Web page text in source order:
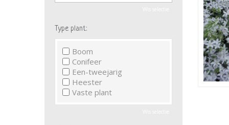
Type plant:
Boom
Conifeer
Een-tweejarig
Heester
Vaste plant